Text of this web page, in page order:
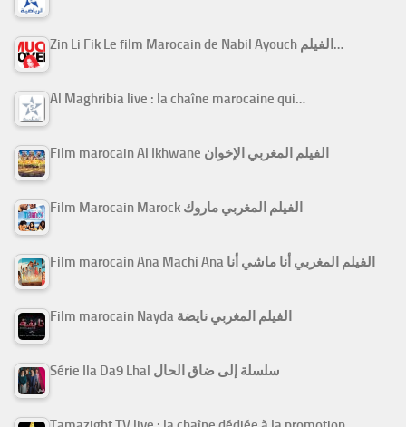
Zin Li Fik Le film Marocain de Nabil Ayouch الفيلم…
Al Maghribia live : la chaîne marocaine qui…
Film marocain Al Ikhwane الفيلم المغربي الإخوان
Film Marocain Marock الفيلم المغربي ماروك
Film marocain Ana Machi Ana الفيلم المغربي أنا ماشي أنا
Film marocain Nayda الفيلم المغربي نايضة
Série Ila Da9 Lhal سلسلة إلى ضاق الحال